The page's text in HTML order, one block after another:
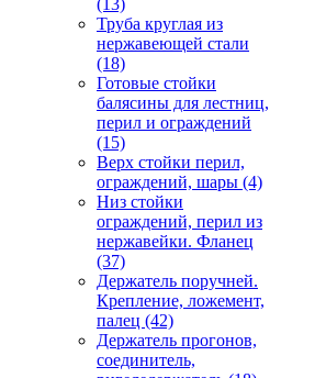
(13)
Труба круглая из
нержавеющей стали
(18)
Готовые стойки
балясины для лестниц,
перил и ограждений
(15)
Верх стойки перил,
ограждений, шары (4)
Низ стойки
ограждений, перил из
нержавейки. Фланец
(37)
Держатель поручней.
Крепление, ложемент,
палец (42)
Держатель прогонов,
соединитель,